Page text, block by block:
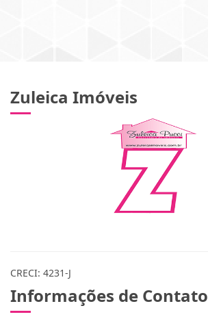
Zuleica Imóveis
CRECI: 4231-J
Informações de Contato